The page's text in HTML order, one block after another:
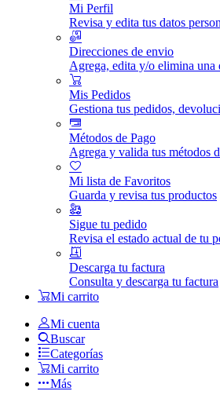
Mi Perfil
Revisa y edita tus datos
Direcciones de envio
Agrega, edita y/o elimina una
Mis Pedidos
Gestiona tus pedidos,
Métodos de Pago
Agrega y valida tus métodos
Mi lista de Favoritos
Guarda y revisa tus productos
Sigue tu pedido
Revisa el estado actual de tu
Descarga tu factura
Consulta y descarga tu factura
Mi carrito
Mi cuenta
Buscar
Categorías
Mi carrito
Más